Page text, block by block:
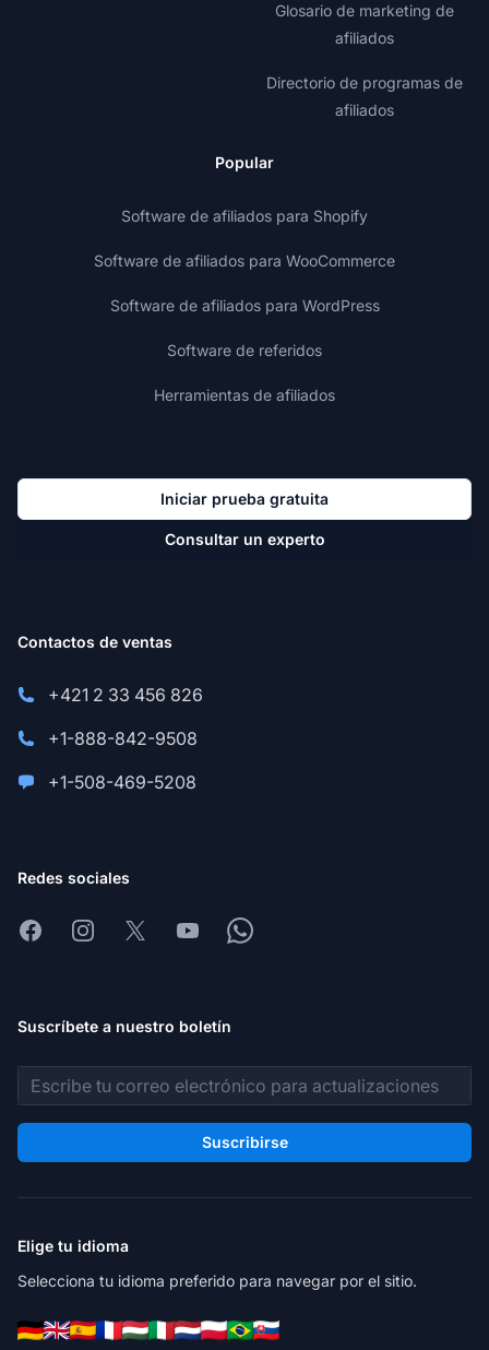
Glosario de marketing de
afiliados
Directorio de programas de
afiliados
Popular
Software de afiliados para Shopify
Software de afiliados para WooCommerce
Software de afiliados para WordPress
Software de referidos
Herramientas de afiliados
Iniciar prueba gratuita
Consultar un experto
Contactos de ventas
+421 2 33 456 826
+1-888-842-9508
+1-508-469-5208
Redes sociales
FacebookInstagram
X YoutubeWhatsapp
Suscríbete a nuestro boletín
Dirección de correo electrónico
Suscribirse
Elige tu idioma
Selecciona tu idioma preferido para navegar por el sitio.